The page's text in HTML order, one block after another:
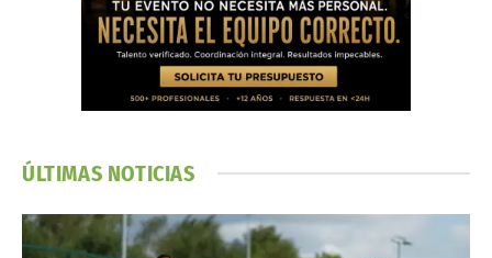
ÚLTIMAS NOTICIAS